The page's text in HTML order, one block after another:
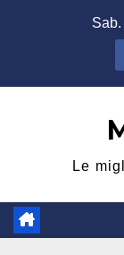
Le